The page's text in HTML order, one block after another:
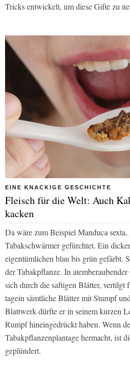
Tricks entwickelt, um diese Gifte zu
EINE KNACKIGE GESCHICHTE
Fleisch für die Welt: Auch
kacken
Da wäre zum Beispiel Manduca sexta,
Tabakschwärmer gefürchtet. Ein
eigentümlichen blau bis grün gefärbt.
der Tabakpflanze. In
sich durch die saftigen Blätter, vertilgt
tagein sämtliche Blätter mit Stumpf
Blattwerk dürfte er in seinem kurzen
Rumpf hineingedrückt haben. Wenn
Tabakpflanzenplantage hermacht, ist
geplündert.